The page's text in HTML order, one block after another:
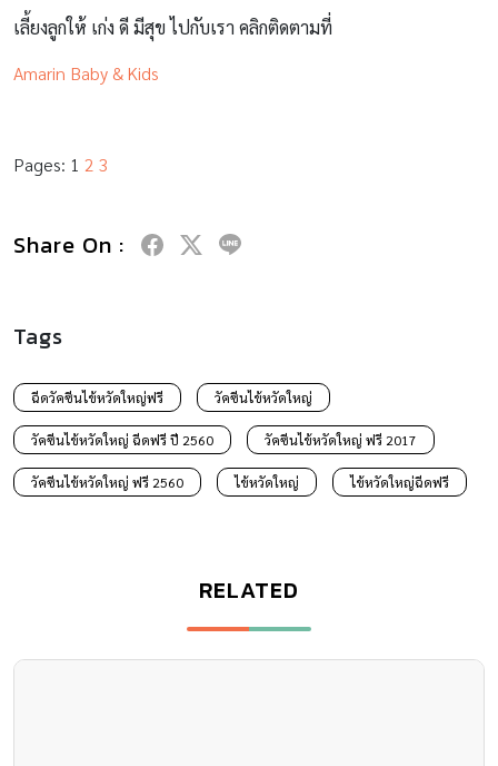
เลี้ยงลูกให้ เก่ง ดี มีสุข ไปกับเรา คลิกติดตามที่
Amarin Baby & Kids
Pages: 1 2 3
Share On :
Tags
ฉีดวัคซีนไข้หวัดใหญ่ฟรี วัคซีนไข้หวัดใหญ่
วัคซีนไข้หวัดใหญ่ ฉีดฟรี ปี 2560 วัคซีนไข้หวัดใหญ่ ฟรี 2017
วัคซีนไข้หวัดใหญ่ ฟรี 2560 ไข้หวัดใหญ่ ไข้หวัดใหญ่ฉีดฟรี
RELATED